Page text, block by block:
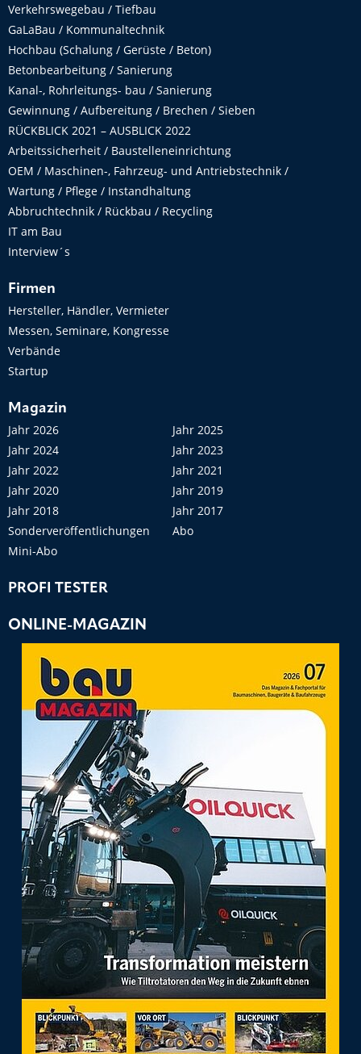
Verkehrswegebau / Tiefbau
GaLaBau / Kommunaltechnik
Hochbau (Schalung / Gerüste / Beton)
Betonbearbeitung / Sanierung
Kanal-, Rohrleitungs- bau / Sanierung
Gewinnung / Aufbereitung / Brechen / Sieben
RÜCKBLICK 2021 – AUSBLICK 2022
Arbeitssicherheit / Baustelleneinrichtung
OEM / Maschinen-, Fahrzeug- und Antriebstechnik /
Wartung / Pflege / Instandhaltung
Abbruchtechnik / Rückbau / Recycling
IT am Bau
Interview´s
Firmen
Hersteller, Händler, Vermieter
Messen, Seminare, Kongresse
Verbände
Startup
Magazin
Jahr 2026
Jahr 2025
Jahr 2024
Jahr 2023
Jahr 2022
Jahr 2021
Jahr 2020
Jahr 2019
Jahr 2018
Jahr 2017
Sonderveröffentlichungen
Abo
Mini-Abo
PROFI TESTER
ONLINE-MAGAZIN